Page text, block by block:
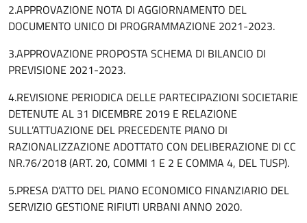
2.APPROVAZIONE NOTA DI AGGIORNAMENTO DEL
DOCUMENTO UNICO DI PROGRAMMAZIONE 2021-2023.
3.APPROVAZIONE PROPOSTA SCHEMA DI BILANCIO DI
PREVISIONE 2021-2023.
4.REVISIONE PERIODICA DELLE PARTECIPAZIONI SOCIETARIE
DETENUTE AL 31 DICEMBRE 2019 E RELAZIONE
SULL’ATTUAZIONE DEL PRECEDENTE PIANO DI
RAZIONALIZZAZIONE ADOTTATO CON DELIBERAZIONE DI CC
NR.76/2018 (ART. 20, COMMI 1 E 2 E COMMA 4, DEL TUSP).
5.PRESA D’ATTO DEL PIANO ECONOMICO FINANZIARIO DEL
SERVIZIO GESTIONE RIFIUTI URBANI ANNO 2020.